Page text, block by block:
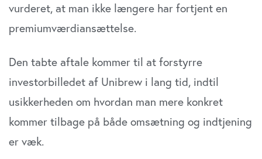
vurderet, at man ikke længere har fortjent en
premiumværdiansættelse.
Den tabte aftale kommer til at forstyrre
investorbilledet af Unibrew i lang tid, indtil
usikkerheden om hvordan man mere konkret
kommer tilbage på både omsætning og indtjening
er væk.